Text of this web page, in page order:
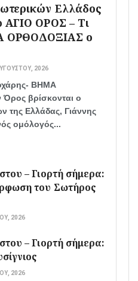
Ελλάδος
ΑΓΙΟ ΟΡΟΣ – Τι
ΟΡΘΟΔΟΞΙΑΣ ο
2026
ΒΗΜΑ
βρίσκονται ο
της Ελλάδας, Γιάννης
ομόλογός...
– Γιορτή σήμερα:
του Σωτήρος
2026
– Γιορτή σήμερα:
2026